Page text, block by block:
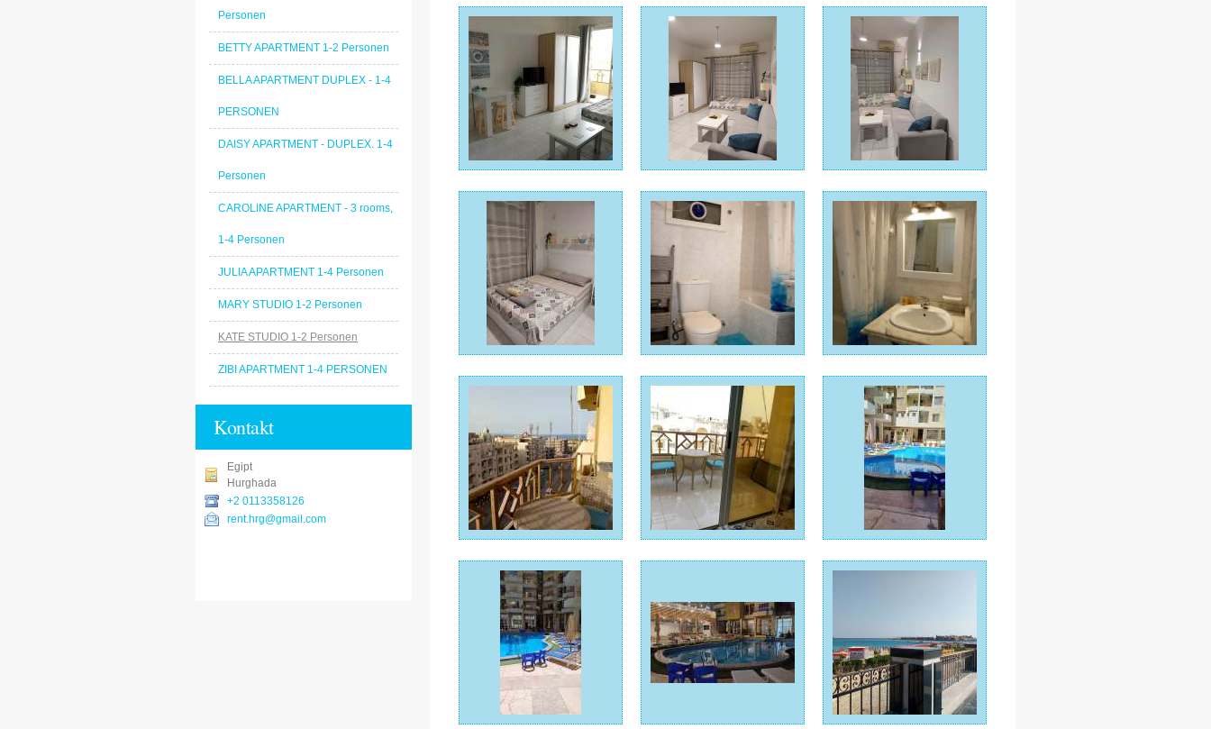
Personen
BETTY APARTMENT 1-2 Personen
BELLA APARTMENT DUPLEX - 1-4
PERSONEN
DAISY APARTMENT - DUPLEX. 1-4
Personen
CAROLINE APARTMENT - 3 rooms,
1-4 Personen
JULIA APARTMENT 1-4 Personen
MARY STUDIO 1-2 Personen
KATE STUDIO 1-2 Personen
ZIBI APARTMENT 1-4 PERSONEN
Kontakt
Egipt
Hurghada
+2 0113358126
rent.hrg@gmail.com